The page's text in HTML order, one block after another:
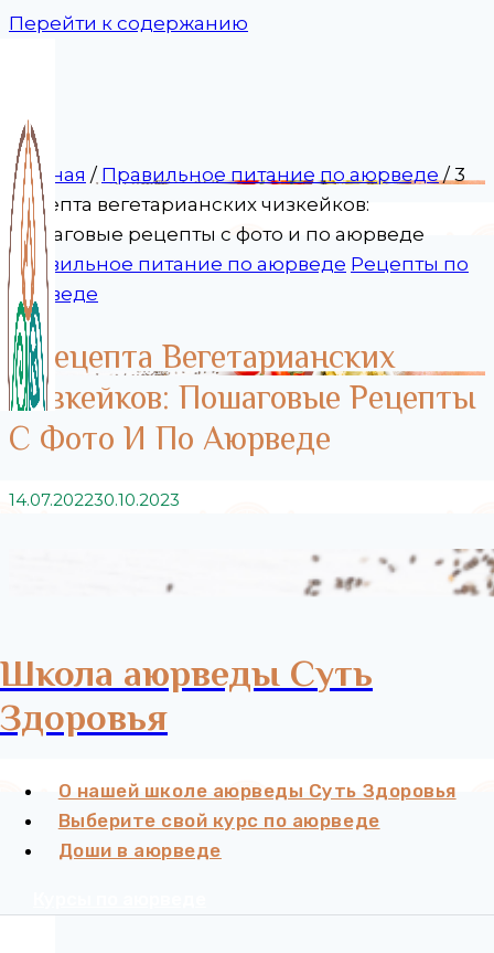
Перейти к содержанию
Школа аюрведы Суть
Здоровья
О нашей школе аюрведы Суть Здоровья
Выберите свой курс по аюрведе
Доши в аюрведе
Главная / Правильное питание по аюрведе / 3
рецепта вегетарианских чизкейков:
пошаговые рецепты с фото и по аюрведе
Правильное питание по аюрведе Рецепты по
аюрведе
3 Рецепта Вегетарианских
Чизкейков: Пошаговые Рецепты
С Фото И По Аюрведе
14.07.202230.10.2023